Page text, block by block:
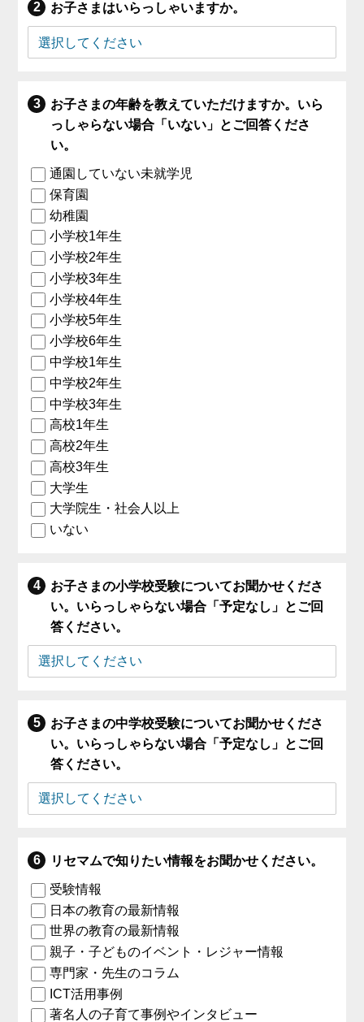
お子さまはいらっしゃいますか。
お子さまの年齢を教えていただけますか。いら
っしゃらない場合「いない」とご回答くださ
い。
通園していない未就学児
保育園
幼稚園
小学校1年生
小学校2年生
小学校3年生
小学校4年生
小学校5年生
小学校6年生
中学校1年生
中学校2年生
中学校3年生
高校1年生
高校2年生
高校3年生
大学生
大学院生・社会人以上
いない
お子さまの小学校受験についてお聞かせくださ
い。いらっしゃらない場合「予定なし」とご回
答ください。
お子さまの中学校受験についてお聞かせくださ
い。いらっしゃらない場合「予定なし」とご回
答ください。
リセマムで知りたい情報をお聞かせください。
受験情報
日本の教育の最新情報
世界の教育の最新情報
親子・子どものイベント・レジャー情報
専門家・先生のコラム
ICT活用事例
著名人の子育て事例やインタビュー